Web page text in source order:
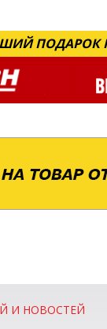
ПОДАРОК
И НОВОСТЕЙ